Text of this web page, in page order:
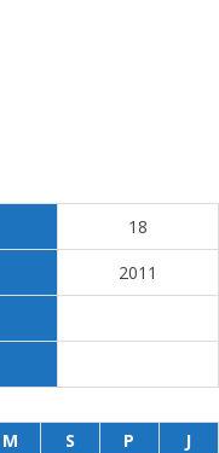
18
2011
M S P
J